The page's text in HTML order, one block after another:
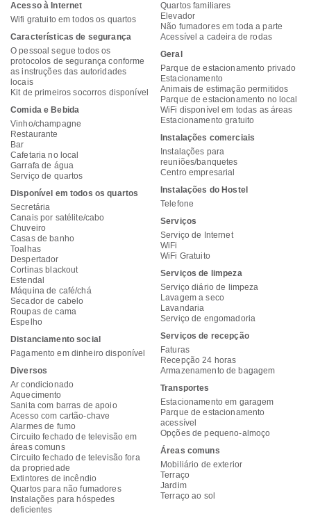
Acesso à Internet
Wifi gratuito em todos os quartos
Características de segurança
O pessoal segue todos os
protocolos de segurança conforme
as instruções das autoridades
locais
Kit de primeiros socorros disponível
Comida e Bebida
Vinho/champagne
Restaurante
Bar
Cafetaria no local
Garrafa de água
Serviço de quartos
Disponível em todos os quartos
Secretária
Canais por satélite/cabo
Chuveiro
Casas de banho
Toalhas
Despertador
Cortinas blackout
Estendal
Máquina de café/chá
Secador de cabelo
Roupas de cama
Espelho
Distanciamento social
Pagamento em dinheiro disponível
Diversos
Ar condicionado
Aquecimento
Sanita com barras de apoio
Acesso com cartão-chave
Alarmes de fumo
Circuito fechado de televisão em
áreas comuns
Circuito fechado de televisão fora
da propriedade
Extintores de incêndio
Quartos para não fumadores
Instalações para hóspedes
deficientes
Quartos familiares
Elevador
Não fumadores em toda a parte
Acessível a cadeira de rodas
Geral
Parque de estacionamento privado
Estacionamento
Animais de estimação permitidos
Parque de estacionamento no local
WiFi disponível em todas as áreas
Estacionamento gratuito
Instalações comerciais
Instalações para
reuniões/banquetes
Centro empresarial
Instalações do Hostel
Telefone
Serviços
Serviço de Internet
WiFi
WiFi Gratuito
Serviços de limpeza
Serviço diário de limpeza
Lavagem a seco
Lavandaria
Serviço de engomadoria
Serviços de recepção
Faturas
Recepção 24 horas
Armazenamento de bagagem
Transportes
Estacionamento em garagem
Parque de estacionamento
acessível
Opções de pequeno-almoço
Áreas comuns
Mobiliário de exterior
Terraço
Jardim
Terraço ao sol